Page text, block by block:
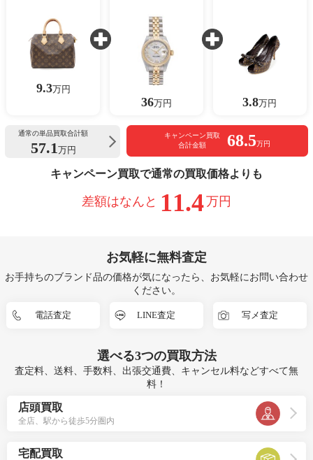
9.3万円
36万円 3.8万円
通常の単品買取合計額
57.1 万円
キャンペーン買取
合計金額
68.5万円
キャンペーン買取で通常の買取価格よりも
差額はなんと 11.4万円
お気軽に無料査定
お手持ちのブランド品の価格が気になったら、お気軽にお問い合わせ
ください。
電話査定 LINE査定 写メ査定
選べる3つの買取方法
査定料、送料、手数料、出張交通費、キャンセル料などすべて無
料！
店頭買取
全店、駅から徒歩5分圏内
宅配買取